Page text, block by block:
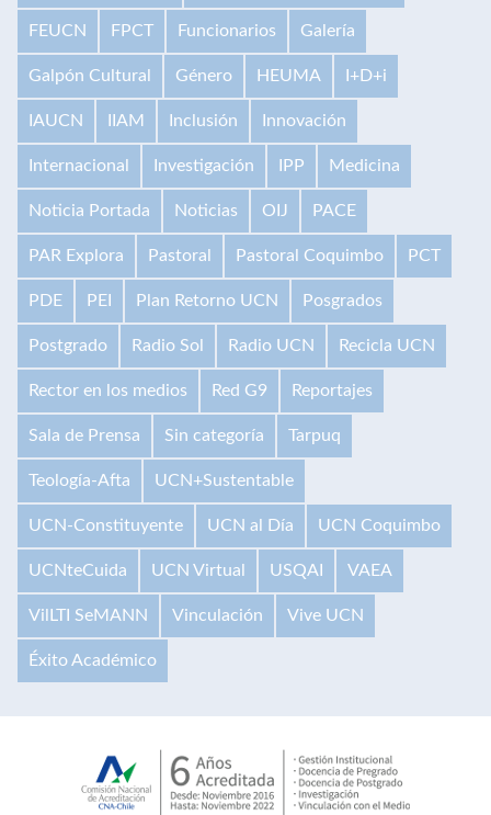
FEUCN FPCT Funcionarios Galería
Galpón Cultural Género HEUMA I+D+i
IAUCN IIAM Inclusión Innovación
Internacional Investigación IPP Medicina
Noticia Portada Noticias OIJ PACE
PAR Explora Pastoral Pastoral Coquimbo PCT
PDE PEI Plan Retorno UCN Posgrados
Postgrado Radio Sol Radio UCN Recicla UCN
Rector en los medios Red G9 Reportajes
Sala de Prensa Sin categoría Tarpuq
Teología-Afta UCN+Sustentable
UCN-Constituyente UCN al Día UCN Coquimbo
UCNteCuida UCN Virtual USQAI VAEA
VilLTI SeMANN Vinculación Vive UCN
Éxito Académico